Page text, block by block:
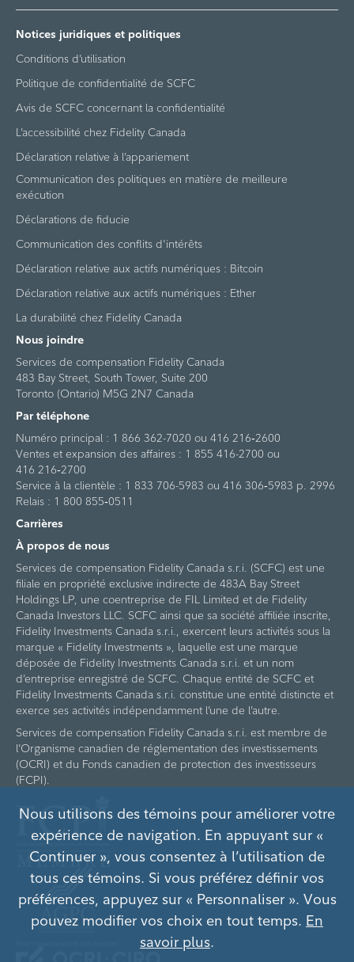
Notices juridiques et politiques
Conditions d’utilisation
Politique de confidentialité de SCFC
Avis de SCFC concernant la confidentialité
L’accessibilité chez Fidelity Canada
Déclaration relative à l’appariement
Communication des politiques en matière de meilleure
exécution
Déclarations de fiducie
Communication des conflits d'intérêts
Déclaration relative aux actifs numériques : Bitcoin
Déclaration relative aux actifs numériques : Ether
La durabilité chez Fidelity Canada
Nous joindre
Services de compensation Fidelity Canada
483 Bay Street, South Tower, Suite 200
Toronto (Ontario) M5G 2N7 Canada
Par téléphone
Numéro principal : 1 866 362-7020 ou 416 216‑2600
Ventes et expansion des affaires : 1 855 416-2700 ou
416 216‑2700
Service à la clientèle : 1 833 706-5983 ou 416 306‑5983 p. 2996
Relais : 1 800 855‑0511
Carrières
À propos de nous
Services de compensation Fidelity Canada s.r.i. (SCFC) est une
filiale en propriété exclusive indirecte de 483A Bay Street
Holdings LP, une coentreprise de FIL Limited et de Fidelity
Canada Investors LLC. SCFC ainsi que sa société affiliée inscrite,
Fidelity Investments Canada s.r.i., exercent leurs activités sous la
marque « Fidelity Investments », laquelle est une marque
déposée de Fidelity Investments Canada s.r.i. et un nom
d’entreprise enregistré de SCFC. Chaque entité de SCFC et
Fidelity Investments Canada s.r.i. constitue une entité distincte et
exerce ses activités indépendamment l’une de l’autre.
Services de compensation Fidelity Canada s.r.i. est membre de
l’Organisme canadien de réglementation des investissements
(OCRI) et du Fonds canadien de protection des investisseurs
(FCPI).
Nous utilisons des témoins pour améliorer votre
expérience de navigation. En appuyant sur «
Continuer », vous consentez à l’utilisation de
tous ces témoins. Si vous préférez définir vos
préférences, appuyez sur « Personnaliser ». Vous
pouvez modifier vos choix en tout temps. En
savoir plus.